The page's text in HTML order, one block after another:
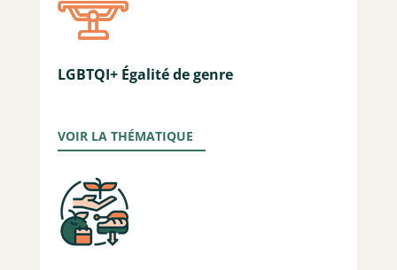
LGBTQI+ Égalité de genre
VOIR LA THÉMATIQUE